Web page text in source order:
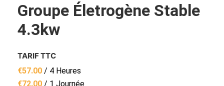
Groupe Életrogène Stable
4.3kw
TARIF TTC
€57.00 / 4 Heures
€72.00 / 1 Journée